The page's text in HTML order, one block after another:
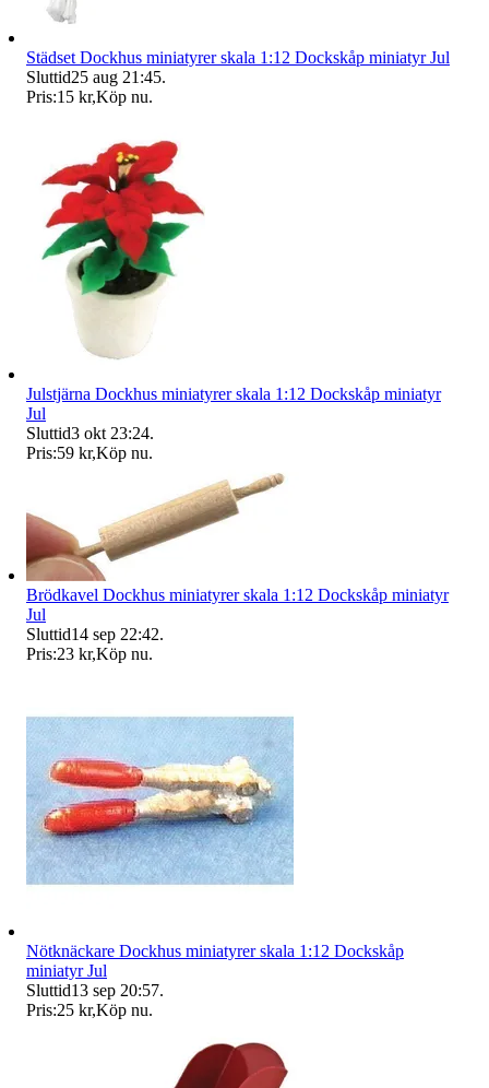
Städset Dockhus miniatyrer skala 1:12 Dockskåp miniatyr Jul
Sluttid25 aug 21:45.
Pris:15 kr,Köp nu.
Julstjärna Dockhus miniatyrer skala 1:12 Dockskåp miniatyr
Jul
Sluttid3 okt 23:24.
Pris:59 kr,Köp nu.
Brödkavel Dockhus miniatyrer skala 1:12 Dockskåp miniatyr
Jul
Sluttid14 sep 22:42.
Pris:23 kr,Köp nu.
Nötknäckare Dockhus miniatyrer skala 1:12 Dockskåp
miniatyr Jul
Sluttid13 sep 20:57.
Pris:25 kr,Köp nu.